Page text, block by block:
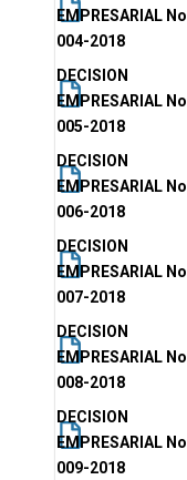
EMPRESARIAL No
004-2018
DECISION
EMPRESARIAL No
005-2018
DECISION
EMPRESARIAL No
006-2018
DECISION
EMPRESARIAL No
007-2018
DECISION
EMPRESARIAL No
008-2018
DECISION
EMPRESARIAL No
009-2018